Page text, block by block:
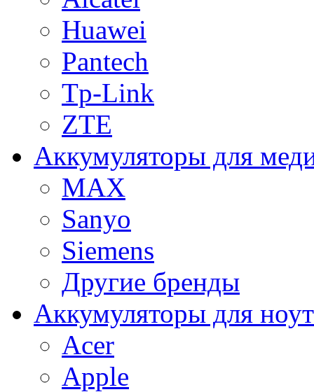
Huawei
Pantech
Tp-Link
ZTE
Аккумуляторы для
MAX
Sanyo
Siemens
Другие бренды
Аккумуляторы для
Acer
Apple